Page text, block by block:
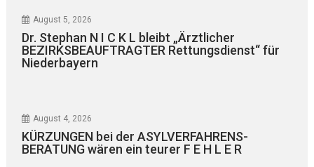
August 5, 2026
Dr. Stephan N I C K L bleibt „Ärztlicher
BEZIRKSBEAUFTRAGTER Rettungsdienst“ für
Niederbayern
August 4, 2026
KÜRZUNGEN bei der ASYLVERFAHRENS-
BERATUNG wären ein teurer F E H L E R